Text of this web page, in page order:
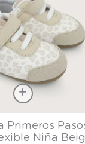
Primeros
Niña